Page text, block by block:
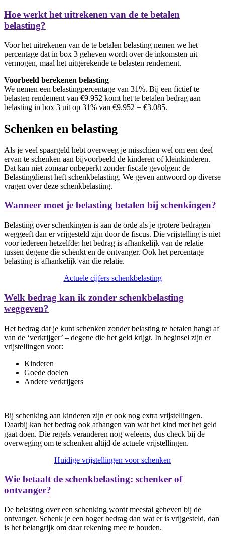
Hoe werkt het uitrekenen van de te betalen
belasting?
Voor het uitrekenen van de te betalen belasting nemen we het
percentage dat in box 3 geheven wordt over de inkomsten uit
vermogen, maal het uitgerekende te belasten rendement.
Voorbeeld berekenen belasting
We nemen een belastingpercentage van 31%. Bij een fictief te
belasten rendement van €9.952 komt het te betalen bedrag aan
belasting in box 3 uit op 31% van €9.952 = €3.085.
Schenken en belasting
Als je veel spaargeld hebt overweeg je misschien wel om een deel
ervan te schenken aan bijvoorbeeld de kinderen of kleinkinderen.
Dat kan niet zomaar onbeperkt zonder fiscale gevolgen: de
Belastingdienst heft schenkbelasting. We geven antwoord op diverse
vragen over deze schenkbelasting.
Wanneer moet je belasting betalen bij schenkingen?
Belasting over schenkingen is aan de orde als je grotere bedragen
weggeeft dan er vrijgesteld zijn door de fiscus. Die vrijstelling is niet
voor iedereen hetzelfde: het bedrag is afhankelijk van de relatie
tussen degene die schenkt en de ontvanger. Ook het percentage
belasting is afhankelijk van die relatie.
Actuele cijfers schenkbelasting
Welk bedrag kan ik zonder schenkbelasting
weggeven?
Het bedrag dat je kunt schenken zonder belasting te betalen hangt af
van de ‘verkrijger’ – degene die het geld krijgt. In beginsel zijn er
vrijstellingen voor:
Kinderen
Goede doelen
Andere verkrijgers
Bij schenking aan kinderen zijn er ook nog extra vrijstellingen.
Daarbij kan het bedrag ook afhangen van wat het kind met het geld
gaat doen. Die regels veranderen nog weleens, dus check bij de
overweging om te schenken altijd de actuele vrijstellingen.
Huidige vrijstellingen voor schenken
Wie betaalt de schenkbelasting: schenker of
ontvanger?
De belasting over een schenking wordt meestal geheven bij de
ontvanger. Schenk je een hoger bedrag dan wat er is vrijgesteld, dan
is het belangrijk om daar rekening mee te houden.